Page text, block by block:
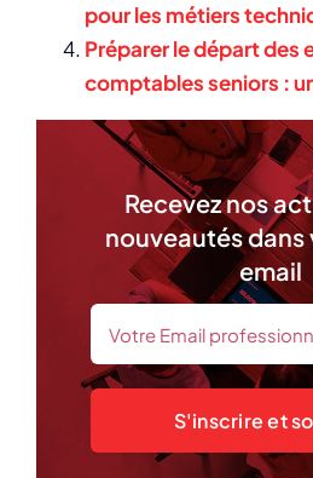
pour les métiers
Préparer le départ des
comptables seniors :
Recevez nos
nouveautés
email
S'inscrire et